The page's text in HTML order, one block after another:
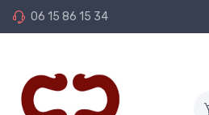
06 15 86 15 34